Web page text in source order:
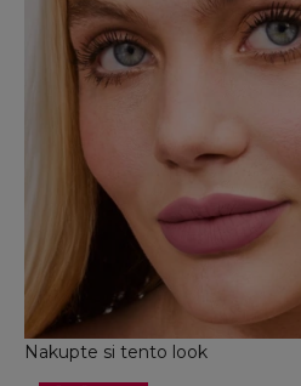
Nakupte si tento look